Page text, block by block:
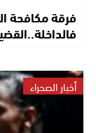
أخبار الصحراء